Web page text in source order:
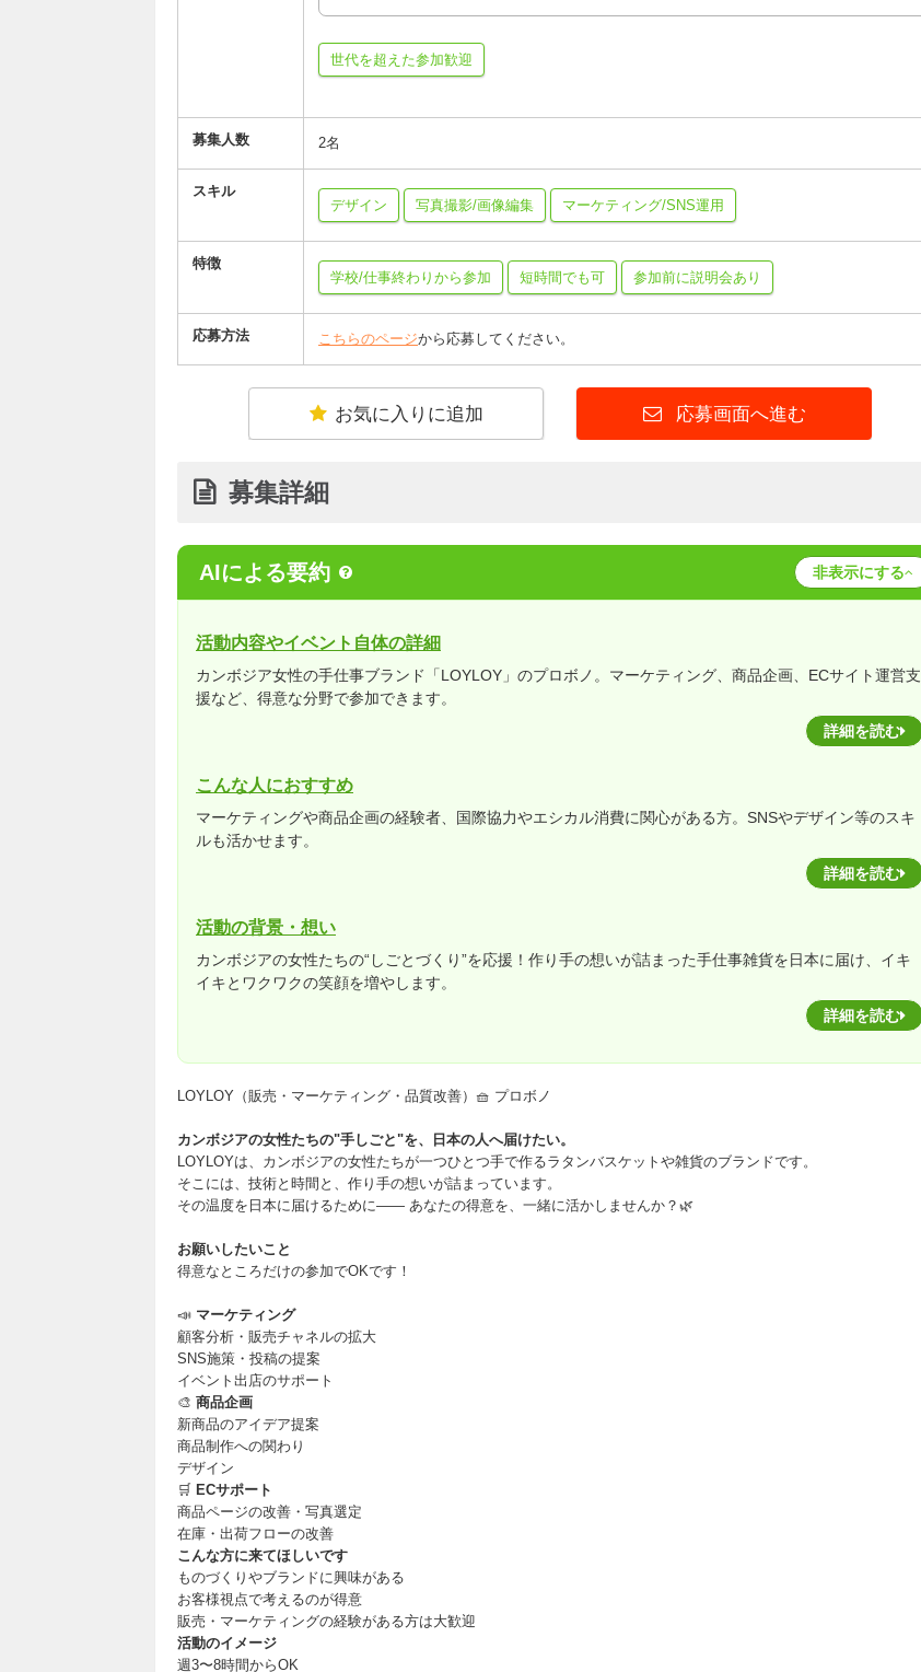
世代を超えた参加歓迎
募集人数 2名
スキル
デザイン
写真撮影/画像編集 マーケティング/SNS運用
特徴
学校/仕事終わりから参加
短時間でも可 参加前に説明会あり
応募方法 こちらのページから応募してください。
応募画面へ進む
お気に入りに追加
募集詳細
AIによる要約 非表示にする
活動内容やイベント自体の詳細
カンボジア女性の手仕事ブランド「LOYLOY」のプロボノ。マーケティング、商品企画、ECサイト運営支
援など、得意な分野で参加できます。
詳細を読む
こんな人におすすめ
マーケティングや商品企画の経験者、国際協力やエシカル消費に関心がある方。SNSやデザイン等のスキ
ルも活かせます。
詳細を読む
活動の背景・想い
カンボジアの女性たちの“しごとづくり”を応援！作り手の想いが詰まった手仕事雑貨を日本に届け、イキ
イキとワクワクの笑顔を増やします。
詳細を読む
LOYLOY（販売・マーケティング・品質改善）🧺 プロボノ
カンボジアの女性たちの"手しごと"を、日本の人へ届けたい。
LOYLOYは、カンボジアの女性たちが一つひとつ手で作るラタンバスケットや雑貨のブランドです。
そこには、技術と時間と、作り手の想いが詰まっています。
その温度を日本に届けるために—— あなたの得意を、一緒に活かしませんか？🌿
お願いしたいこと
得意なところだけの参加でOKです！
📣 マーケティング
顧客分析・販売チャネルの拡大
SNS施策・投稿の提案
イベント出店のサポート
🎨 商品企画
新商品のアイデア提案
商品制作への関わり
デザイン
🛒 ECサポート
商品ページの改善・写真選定
在庫・出荷フローの改善
こんな方に来てほしいです
ものづくりやブランドに興味がある
お客様視点で考えるのが得意
販売・マーケティングの経験がある方は大歓迎
活動のイメージ
週3〜8時間からOK